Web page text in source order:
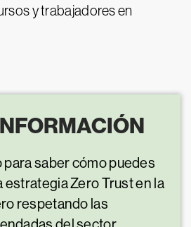
y trabajadores en
para saber cómo puedes
estrategia Zero Trust en la
respetando las